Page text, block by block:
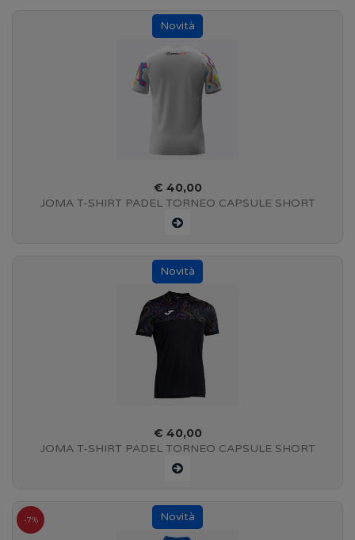
€ 40,00
JOMA T-SHIRT PADEL TORNEO CAPSULE SHORT
SòEEVE - WHITE
€ 40,00
JOMA T-SHIRT PADEL TORNEO CAPSULE SHORT
SLEEVE - BLACK
-7%